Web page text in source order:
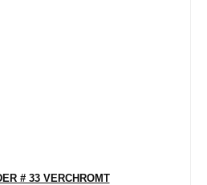
# 33 VERCHROMT